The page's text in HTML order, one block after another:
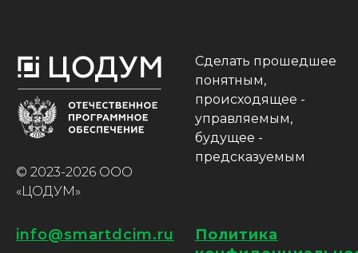
© 2023-2026 ООО
«ЦОДУМ»
Сделать прошедшее
понятным,
происходящее -
управляемым,
будущее -
предсказуемым
info@smartdcim.ru
Политика